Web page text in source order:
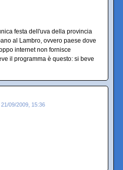
festa dell'uva della provincia
al Lambro, ovvero paese dove
internet non fornisce
il programma è questo: si beve
21/09/2009, 15:36